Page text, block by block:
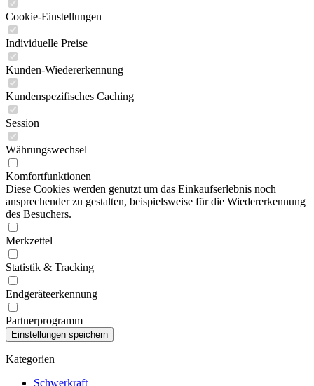
Cookie-Einstellungen
Individuelle Preise
Kunden-Wiedererkennung
Kundenspezifisches Caching
Session
Währungswechsel
Komfortfunktionen
Diese Cookies werden genutzt um das Einkaufserlebnis noch
ansprechender zu gestalten, beispielsweise für die Wiedererkennung
des Besuchers.
Merkzettel
Statistik & Tracking
Endgeräteerkennung
Partnerprogramm
Kategorien
Schwerkraft